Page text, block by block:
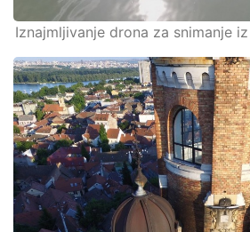
Iznajmljivanje drona za snimanje